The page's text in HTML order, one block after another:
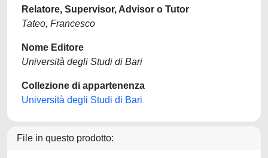
Relatore, Supervisor, Advisor o Tutor
Tateo, Francesco
Nome Editore
Università degli Studi di Bari
Collezione di appartenenza
Università degli Studi di Bari
File in questo prodotto: